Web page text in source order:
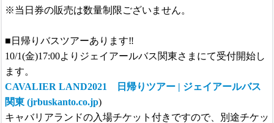
※当日券の販売は数量制限ございません。
■日帰りバスツアーあります‼️
10/1(金)17:00よりジェイアールバス関東さまにて受付開始し
ます。
CAVALIER LAND2021 日帰りツアー | ジェイアールバス
関東 (jrbuskanto.co.jp)
キャバリアランドの入場チケット付きですので、別途チケッ